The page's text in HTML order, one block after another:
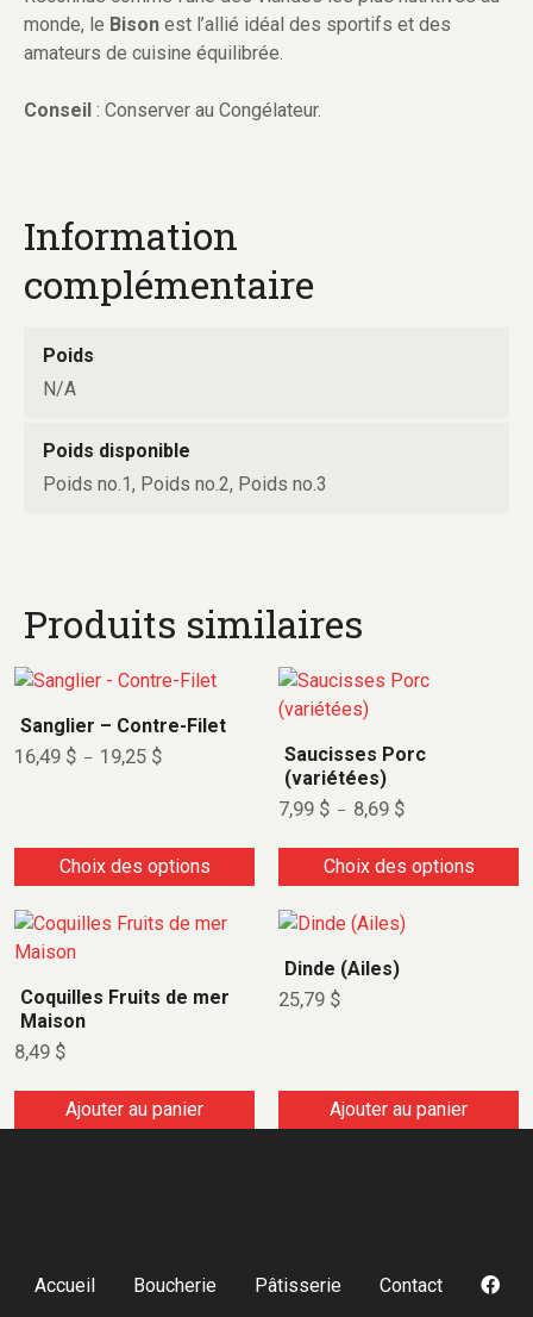
monde, le Bison est l’allié idéal des sportifs et des
amateurs de cuisine équilibrée.
Conseil : Conserver au Congélateur.
Information
complémentaire
Poids
N/A
Poids disponible
Poids no.1, Poids no.2, Poids no.3
Produits similaires
Sanglier – Contre-Filet
16,49 $ – 19,25 $
Choix des options
Saucisses Porc
(variétées)
7,99 $ – 8,69 $
Choix des options
Coquilles Fruits de mer
Maison
8,49 $
Ajouter au panier
Dinde (Ailes)
25,79 $
Ajouter au panier
Accueil Boucherie Pâtisserie Contact